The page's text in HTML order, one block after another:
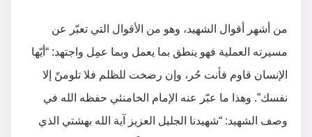
من أشهر أقوال الشهيد، وهو من الأقوال التي تعبّر عن
مسيرته العملية فهو ينطق بما يعمل وبما عمِل واجتهد: “أيّها
الإنسان قاوم فأنت حُر، وإن رضخت للظلم فلا تلومنّ إلا
نفسك”. وهذا ما عبّر عنه الإمام الخامنئي حفظه الله في
وصف الشهيد: “شهيدنا الجليل العزيز آية الله بهشتي الذي